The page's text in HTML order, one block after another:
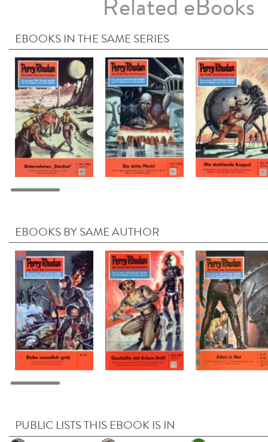
Related eBooks
EBOOKS IN THE SAME SERIES
EBOOKS BY SAME AUTHOR
PUBLIC LISTS THIS EBOOK IS IN